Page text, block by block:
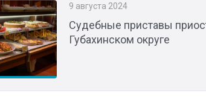
9 августа 2024
Судебные приставы
Губахинском округе